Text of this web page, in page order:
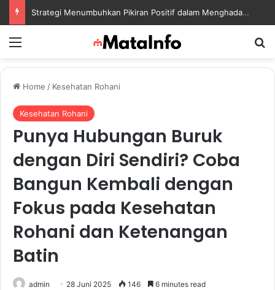
Strategi Menumbuhkan Pikiran Positif dalam Menghadapi Tantangan Kehidupan Modern
Home / Kesehatan Rohani
Kesehatan Rohani
Punya Hubungan Buruk
dengan Diri Sendiri? Coba
Bangun Kembali dengan
Fokus pada Kesehatan
Rohani dan Ketenangan
Batin
admin 28 Juni 2025 146 6 minutes read